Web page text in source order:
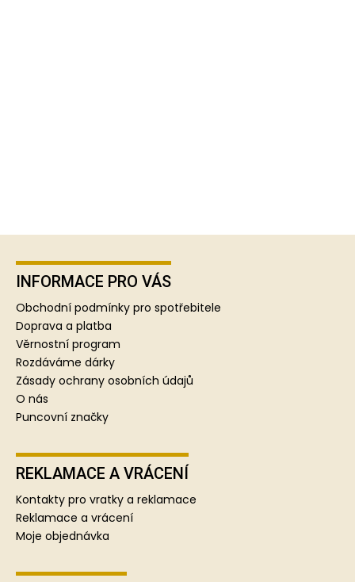
INFORMACE PRO VÁS
Obchodní podmínky pro spotřebitele
Doprava a platba
Věrnostní program
Rozdáváme dárky
Zásady ochrany osobních údajů
O nás
Puncovní značky
REKLAMACE A VRÁCENÍ
Kontakty pro vratky a reklamace
Reklamace a vrácení
Moje objednávka